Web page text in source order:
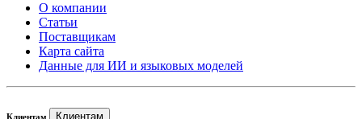
О компании
Статьи
Поставщикам
Карта сайта
Данные для ИИ и языковых моделей
Клиентам Клиентам